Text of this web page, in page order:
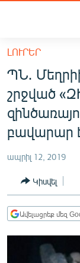
հիմնական
հիմնական
մենյուին
Որոնում
ՔԱՂԱՔԱԿԱՆ
ՂԱՐԱԲԱՂ
ՊԱՏԵՐԱԶՄԻ 6
ՏԱՐԱԾԱՇՐՋԱՆ
ԼՈՒՐԵՐ
ՊՆ․
շրջված
բավարար
ապրիլ 12, 2019
Կիսվել
Ավելացրեք մեզ